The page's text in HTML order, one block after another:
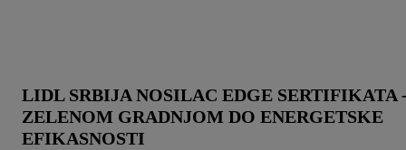
LIDL SRBIJA NOSILAC EDGE SERTIFIKATA
ZELENOM GRADNJOM DO ENERGETSKE
EFIKASNOSTI